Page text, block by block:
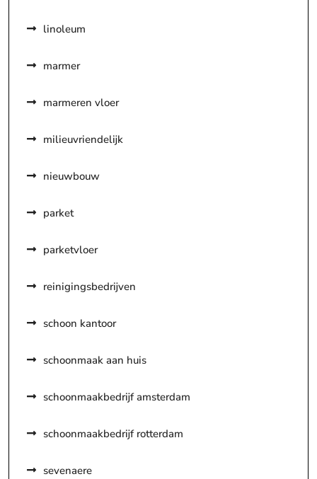
linoleum
marmer
marmeren vloer
milieuvriendelijk
nieuwbouw
parket
parketvloer
reinigingsbedrijven
schoon kantoor
schoonmaak aan huis
schoonmaakbedrijf amsterdam
schoonmaakbedrijf rotterdam
sevenaere